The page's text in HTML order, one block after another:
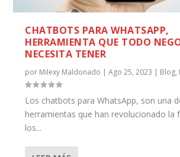
CHATBOTS PARA WHATSAPP,
HERRAMIENTA QUE TODO
NECESITA TENER
por Milexy Maldonado |Ago 25, 2023 | Blog,
Los chatbots para WhatsApp, son una
herramientas que han revolucionado la
los...